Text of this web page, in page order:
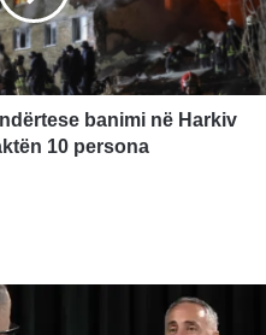
banimi në Harkiv
10 persona